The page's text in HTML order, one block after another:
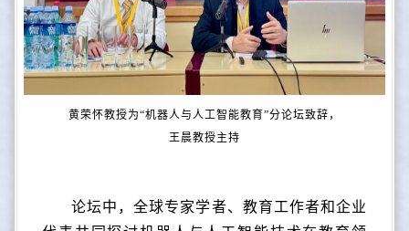
黄荣怀教授为“机器人与人工智能教育”分论坛致辞，
王晨教授主持
论坛中，全球专家学者、教育工作者和企业